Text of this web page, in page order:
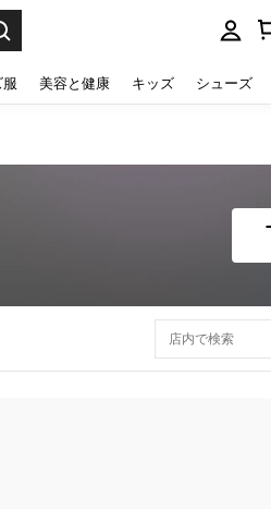
服 美容と健康 キッズ シューズ